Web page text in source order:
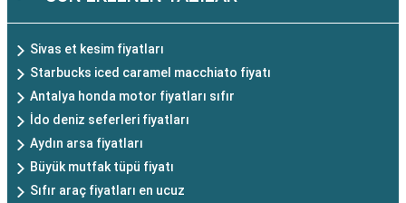
Sivas et kesim fiyatları
Starbucks iced caramel macchiato fiyatı
Antalya honda motor fiyatları sıfır
İdo deniz seferleri fiyatları
Aydın arsa fiyatları
Büyük mutfak tüpü fiyatı
Sıfır araç fiyatları en ucuz